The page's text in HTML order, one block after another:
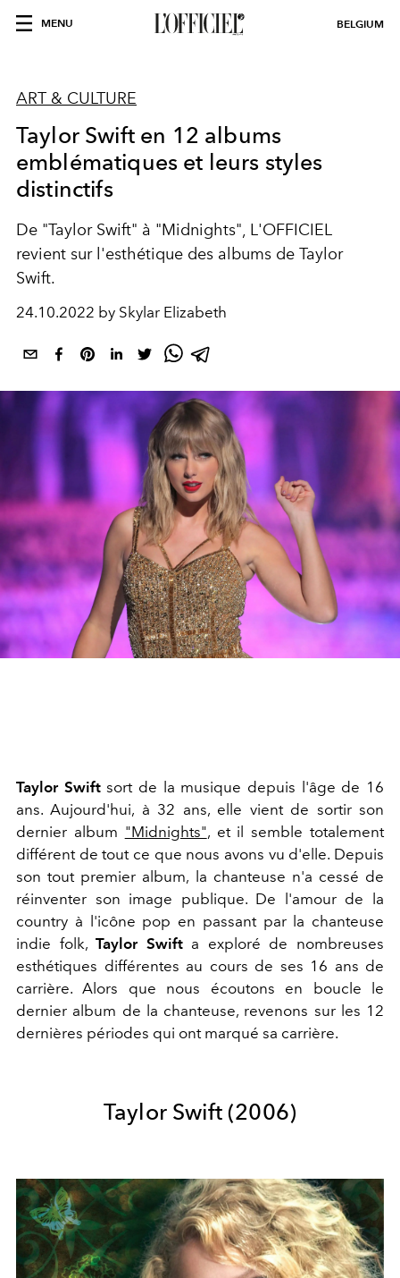
MENU BELGIUM
ART & CULTURE
Taylor Swift en 12 albums
emblématiques et leurs styles
distinctifs
De "Taylor Swift" à "Midnights", L'OFFICIEL
revient sur l'esthétique des albums de Taylor
Swift.
24.10.2022 by Skylar Elizabeth
Taylor Swiftsort de la musique depuis l'âge de 16
ans. Aujourd'hui, à 32 ans, elle vient de sortir son
dernier album "Midnights", et il semble totalement
différent de tout ce que nous avons vu d'elle. Depuis
son tout premier album, la chanteuse n'a cessé de
réinventer son image publique. De l'amour de la
country à l'icône pop en passant par la chanteuse
indie folk,Taylor Swifta exploré de nombreuses
esthétiques différentes au cours de ses 16 ans de
carrière. Alors que nous écoutons en boucle le
dernier album de la chanteuse, revenons sur les 12
dernières périodes qui ont marqué sa carrière.
Taylor Swift (2006)